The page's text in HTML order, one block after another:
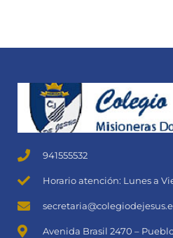
941555532
Horario atención: Lunes a
Avenida Brasil 2470 –